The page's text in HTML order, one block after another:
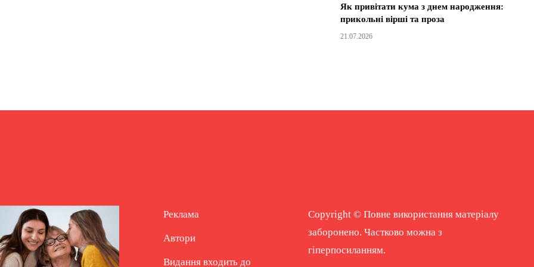
Як привітати кума з днем народження:
прикольні вірші та проза
21.07.2026
Реклама
Автори
Видання входить до
Copyright © Повне використання матеріалу
заборонено. Частково можна з
гіперпосиланням.